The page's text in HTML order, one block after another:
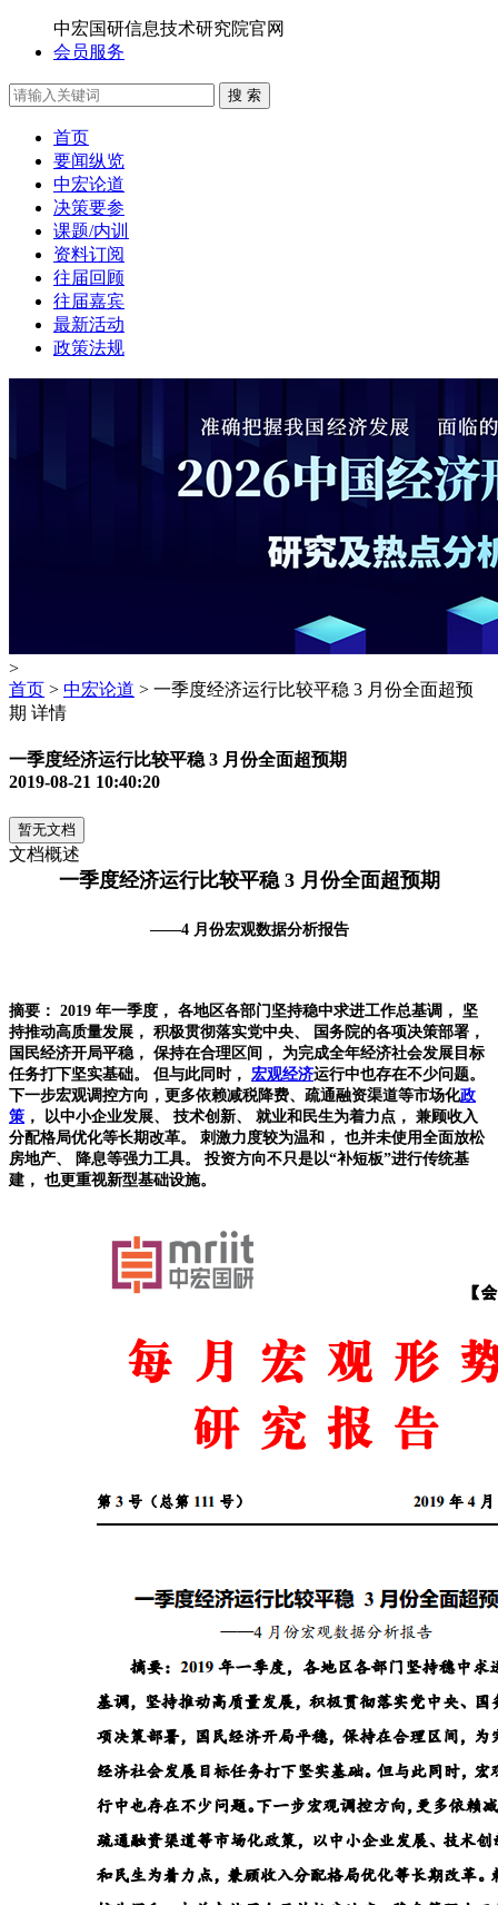
中宏国研信息技术研究院官网
会员服务
搜 索
首页
要闻纵览
中宏论道
决策要参
课题/内训
资料订阅
往届回顾
往届嘉宾
最新活动
政策法规
>
首页 > 中宏论道 > 一季度经济运行比较平稳 3 月份全面超预
期 详情
一季度经济运行比较平稳 3 月份全面超预期
2019-08-21 10:40:20
暂无文档
文档概述
一季度经济运行比较平稳 3 月份全面超预期
——4 月份宏观数据分析报告
摘要： 2019 年一季度， 各地区各部门坚持稳中求进工作总基调， 坚
持推动高质量发展， 积极贯彻落实党中央、 国务院的各项决策部署，
国民经济开局平稳， 保持在合理区间， 为完成全年经济社会发展目标
任务打下坚实基础。 但与此同时， 宏观经济运行中也存在不少问题。
下一步宏观调控方向，更多依赖减税降费、疏通融资渠道等市场化政
策 ， 以中小企业发展、 技术创新、 就业和民生为着力点， 兼顾收入
分配格局优化等长期改革。 刺激力度较为温和， 也并未使用全面放松
房地产、 降息等强力工具。 投资方向不只是以“补短板”进行传统基
建， 也更重视新型基础设施。